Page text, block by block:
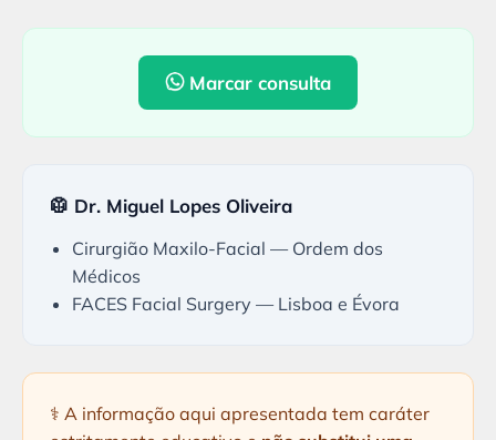
Marcar consulta
🥼 Dr. Miguel Lopes Oliveira
Cirurgião Maxilo-Facial — Ordem dos
Médicos
FACES Facial Surgery — Lisboa e Évora
⚕️ A informação aqui apresentada tem caráter